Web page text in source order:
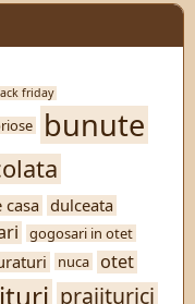
friday
bunute
casa dulceata
gogosari in otet
nuca otet
prajiturici